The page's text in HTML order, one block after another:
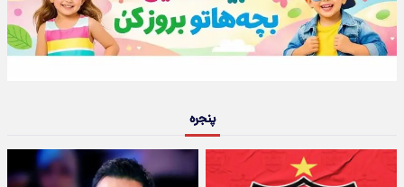
پنجره